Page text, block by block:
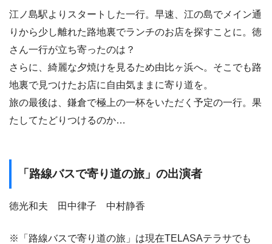
江ノ島駅よりスタートした一行。早速、江の島でメイン通
りから少し離れた路地裏でランチのお店を探すことに。徳
さん一行が立ち寄ったのは？
さらに、綺麗な夕焼けを見るため由比ヶ浜へ。そこでも路
地裏で見つけたお店に自由気ままに寄り道を。
旅の最後は、鎌倉で極上の一杯をいただく予定の一行。果
たしてたどりつけるのか…
「路線バスで寄り道の旅」の出演者
徳光和夫 田中律子 中村静香
※「路線バスで寄り道の旅」は現在TELASAテラサでも